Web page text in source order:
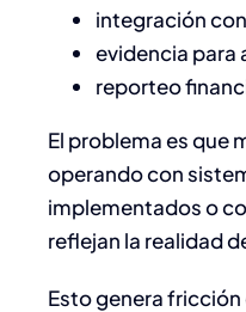
integración
evidencia para
reporteo
El problema es que
operando con
implementados o
reflejan la realidad
Esto genera